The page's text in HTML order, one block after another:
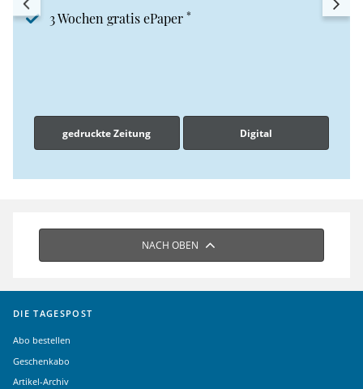
3 Wochen gratis ePaper *
gedruckte Zeitung Digital
NACH OBEN
DIE TAGESPOST
Abo bestellen
Geschenkabo
Artikel-Archiv